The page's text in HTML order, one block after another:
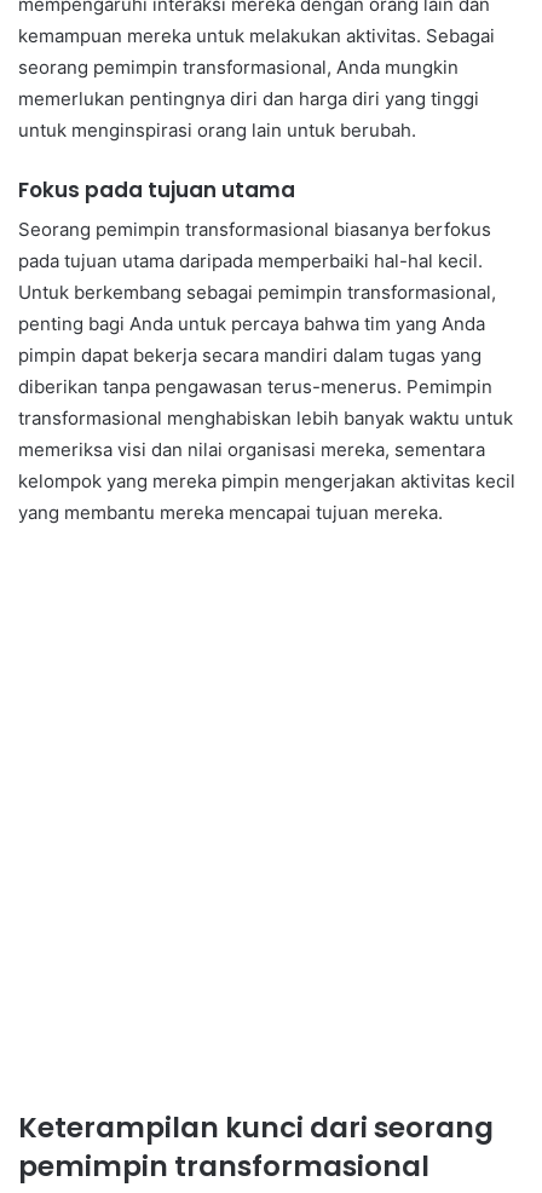
kemampuan mereka untuk melakukan aktivitas. Sebagai
seorang pemimpin transformasional, Anda mungkin
memerlukan pentingnya diri dan harga diri yang tinggi
untuk menginspirasi orang lain untuk berubah.
Fokus pada tujuan utama
Seorang pemimpin transformasional biasanya berfokus
pada tujuan utama daripada memperbaiki hal-hal kecil.
Untuk berkembang sebagai pemimpin transformasional,
penting bagi Anda untuk percaya bahwa tim yang Anda
pimpin dapat bekerja secara mandiri dalam tugas yang
diberikan tanpa pengawasan terus-menerus. Pemimpin
transformasional menghabiskan lebih banyak waktu untuk
memeriksa visi dan nilai organisasi mereka, sementara
kelompok yang mereka pimpin mengerjakan aktivitas kecil
yang membantu mereka mencapai tujuan mereka.
Keterampilan kunci dari seorang
pemimpin transformasional